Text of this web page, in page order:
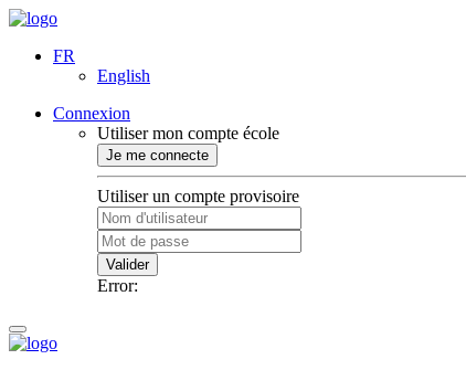
FR
English
Connexion
Utiliser mon compte école
Je me connecte
Utiliser un compte provisoire
Valider
Error: